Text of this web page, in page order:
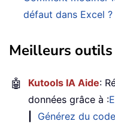
défaut dans Excel ?
Meilleurs
🤖 Kutools IA Aide:
données grâce à :
Générez du code